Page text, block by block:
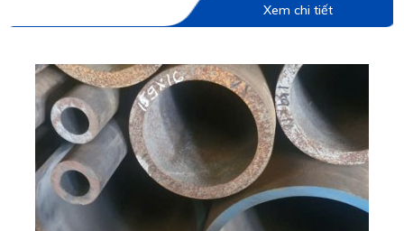
Xem chi tiết